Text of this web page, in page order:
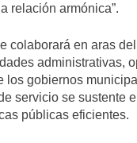
relación armónica”.
colaborará en aras
administrativas,
los gobiernos
servicio se sustente
públicas eficientes.